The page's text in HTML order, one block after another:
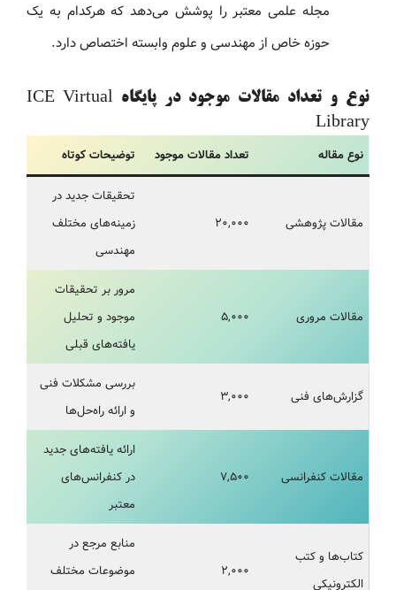
مجله علمی معتبر را پوشش می‌دهد که هرکدام به یک
حوزه خاص از مهندسی و علوم وابسته اختصاص دارد.
نوع و تعداد مقالات موجود در پایگاه ICE Virtual
Library
نوع مقاله تعداد مقالات موجود توضیحات کوتاه
مقالات پژوهشی ۲۰,۰۰۰
تحقیقات جدید در
زمینه‌های مختلف
مهندسی
مقالات مروری ۵,۰۰۰
مرور بر تحقیقات
موجود و تحلیل
یافته‌های قبلی
گزارش‌های فنی ۳,۰۰۰
بررسی مشکلات فنی
و ارائه راه‌حل‌ها
مقالات کنفرانسی ۷,۵۰۰
ارائه یافته‌های جدید
در کنفرانس‌های
معتبر
کتاب‌ها و کتب
الکترونیکی
۲,۰۰۰
منابع مرجع در
موضوعات مختلف